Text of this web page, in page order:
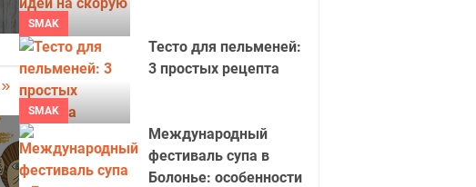
SMAK
SMAK
Тесто для пельменей:
3 простых рецепта
Международный
фестиваль супа в
Болонье: особенности